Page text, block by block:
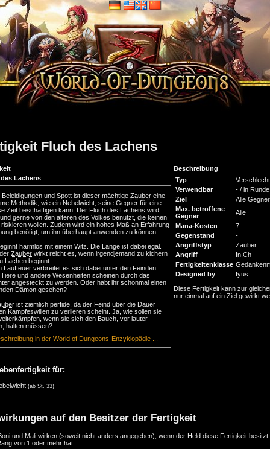
Fluch des Lachens
Beschreibung
Lachens
Beleidigungen und Spott ist dieser mächtige Zauber eine
Methodik, wie ein Nebelwicht, seine Gegner für eine
Zeit beschäftigen kann. Der Fluch des Lachens wird
gerne von den älteren des Volkes benutzt, die keinen
riskieren wollen. Zudem wird ein hohes Maß an Erfahrung
benötigt, um ihn überhaupt anwenden zu können.
harmlos mit einem Witz. Die Länge ist dabei egal.
Zauber wirkt reicht es, wenn irgendjemand zu kichern
Lachen beginnt.
Lauffeuer verbreitet es sich dabei unter den Feinden.
und andere Wesenheiten scheinen durch das
angesteckt zu werden. Oder habt ihr schonmal einen
Dämon gesehen?
ist ziemlich perfide, da der Feind über die Dauer
Kampfeswillen zu verlieren scheint. Ja, wie sollen sie
wenn sie sich den Bauch, vor lauter
halten müssen?
in der World of Dungeons-Enzyklopädie ...
für:
(ab St. 33)
Typ
Verwendbar
- / in Runde
Ziel
Alle Gegner
Max. betroffene
Gegner
Alle
Mana-Kosten
7
Gegenstand
-
Angriffstyp
Zauber
Angriff
In,Ch
Fertigkeitenklasse
Designed by
Iyus
Diese Fertigkeit kann zur
nur einmal auf ein Ziel gewirkt
auf den Besitzer der Fertigkeit
und Mali wirken (soweit nicht anders angegeben), wenn der Held diese Fertigkeit besitzt
von 1 oder mehr hat.